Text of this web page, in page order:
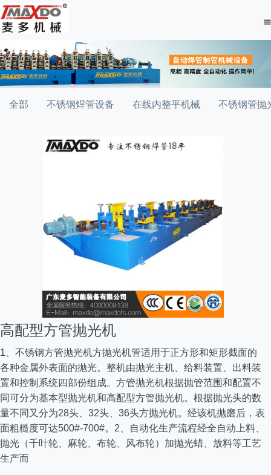
全部 不锈钢焊管设备 在线内整平机械 不锈钢管抛
高配型方管抛光机
1、不锈钢方管抛光机方抛光机管适用于正方形和矩形截面的
各种金属外表面的抛光。整机由抛光主机、给料装置、出料装
置和控制系统四部份组成。方管抛光机根据抛管范围和配置不
同可分为基本型抛光机和高配型方管抛光机。根据抛光头的数
量不同又分为28头、32头、36头方抛光机。经该机抛磨后，表
面粗糙度可达500#-700#。2、自动化生产流程经全自动上料、
抛光（千叶轮、麻轮、布轮、风布轮）加抛光蜡、放料等工艺
生产而